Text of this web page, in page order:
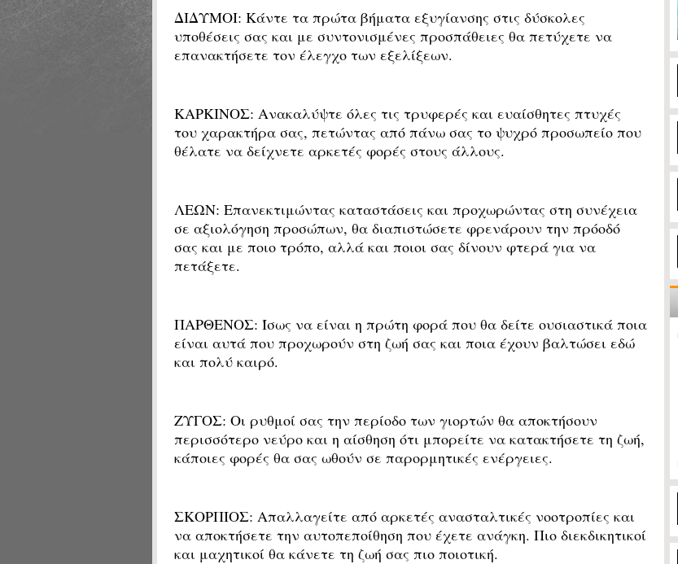
ΔΙΔΥΜΟΙ: Κάντε τα πρώτα βήματα εξυγίανσης στις δύσκολες
υποθέσεις σας και με συντονισμένες προσπάθειες θα πετύχετε να
επανακτήσετε τον έλεγχο των εξελίξεων.
ΚΑΡΚΙΝΟΣ: Ανακαλύψτε όλες τις τρυφερές και ευαίσθητες πτυχές
του χαρακτήρα σας, πετώντας από πάνω σας το ψυχρό προσωπείο που
θέλατε να δείχνετε αρκετές φορές στους άλλους.
ΛΕΩΝ: Επανεκτιμώντας καταστάσεις και προχωρώντας στη συνέχεια
σε αξιολόγηση προσώπων, θα διαπιστώσετε φρενάρουν την πρόοδό
σας και με ποιο τρόπο, αλλά και ποιοι σας δίνουν φτερά για να
πετάξετε.
ΠΑΡΘΕΝΟΣ: Ίσως να είναι η πρώτη φορά που θα δείτε ουσιαστικά ποια
είναι αυτά που προχωρούν στη ζωή σας και ποια έχουν βαλτώσει εδώ
και πολύ καιρό.
ΖΥΓΟΣ: Οι ρυθμοί σας την περίοδο των γιορτών θα αποκτήσουν
περισσότερο νεύρο και η αίσθηση ότι μπορείτε να κατακτήσετε τη ζωή,
κάποιες φορές θα σας ωθούν σε παρορμητικές ενέργειες.
ΣΚΟΡΠΙΟΣ: Απαλλαγείτε από αρκετές ανασταλτικές νοοτροπίες και
να αποκτήσετε την αυτοπεποίθηση που έχετε ανάγκη. Πιο διεκδικητικοί
και μαχητικοί θα κάνετε τη ζωή σας πιο ποιοτική.